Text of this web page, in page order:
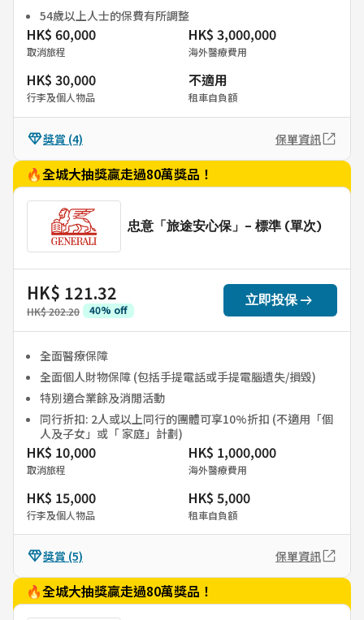
54歲以上人士的保費有所調整
HK$ 60,000
取消旅程
HK$ 3,000,000
海外醫療費用
HK$ 30,000
行李及個人物品
不適用
租車自負額
獎賞 (4) 保單資訊
🔥全城大抽獎贏走過80萬獎品！
忠意「旅途安心保」- 標準 (單次)
HK$ 121.32
HK$ 202.20 40% off
立即投保arrow_right_alt
全面醫療保障
全面個人財物保障 (包括手提電話或手提電腦遺失/損毀)
特別適合業餘及消閒活動
同行折扣: 2人或以上同行的團體可享10%折扣 (不適用「個
人及子女」或「 家庭」計劃)
HK$ 10,000
取消旅程
HK$ 1,000,000
海外醫療費用
HK$ 15,000
行李及個人物品
HK$ 5,000
租車自負額
獎賞 (5) 保單資訊
🔥全城大抽獎贏走過80萬獎品！